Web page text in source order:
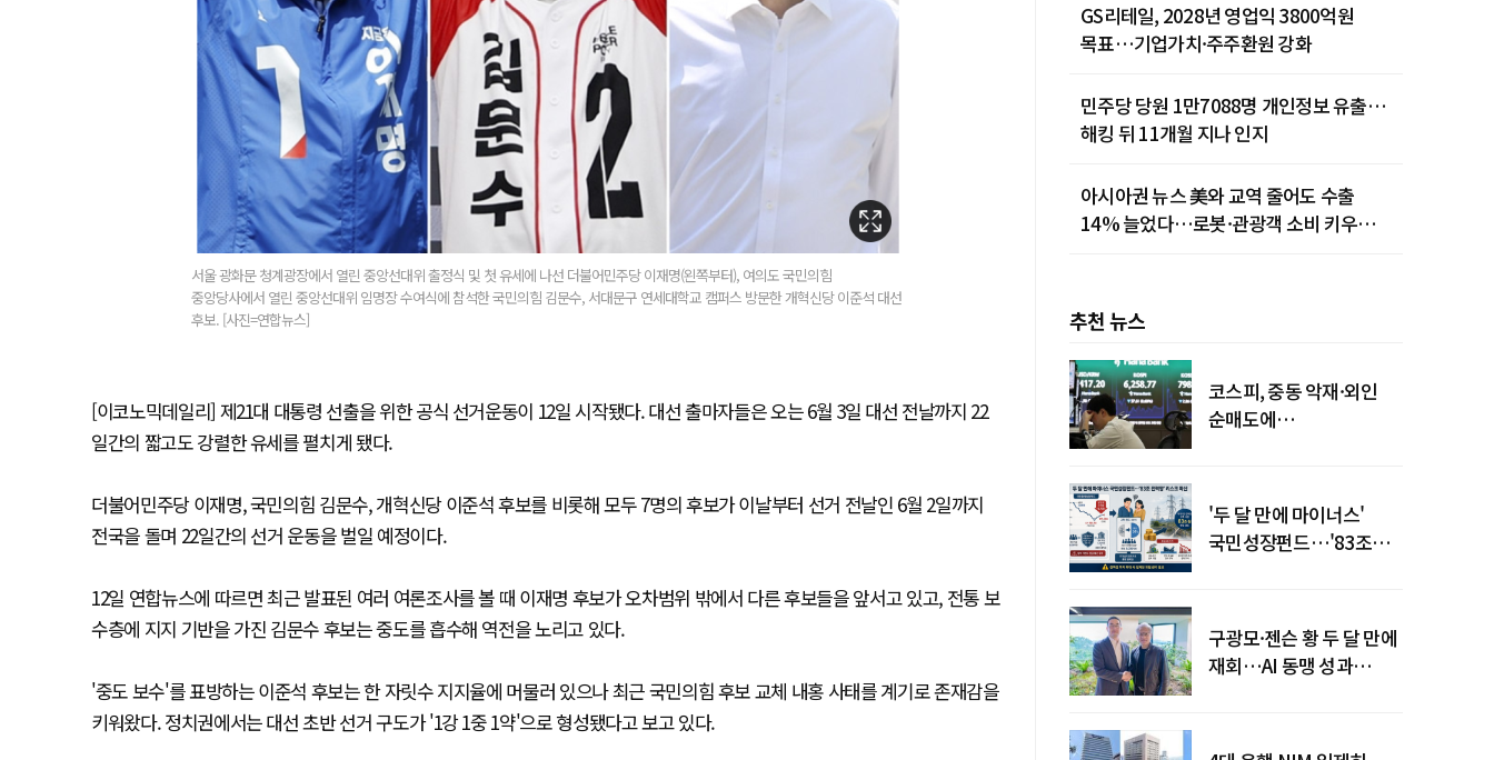
서울 광화문 청계광장에서 열린 중앙선대위 출정식 및 첫 유세에 나선 더불어민주당 이재명(왼쪽부터), 여의도 국민의힘
중앙당사에서 열린 중앙선대위 임명장 수여식에 참석한 국민의힘 김문수, 서대문구 연세대학교 캠퍼스 방문한 개혁신당 이준석 대선
후보. [사진=연합뉴스]
[이코노믹데일리] 제21대 대통령 선출을 위한 공식 선거운동이 12일 시작됐다. 대선 출마자들은 오는 6월 3일 대선 전날까지 22
일간의 짧고도 강렬한 유세를 펼치게 됐다.
더불어민주당 이재명, 국민의힘 김문수, 개혁신당 이준석 후보를 비롯해 모두 7명의 후보가 이날부터 선거 전날인 6월 2일까지
전국을 돌며 22일간의 선거 운동을 벌일 예정이다.
12일 연합뉴스에 따르면 최근 발표된 여러 여론조사를 볼 때 이재명 후보가 오차범위 밖에서 다른 후보들을 앞서고 있고, 전통 보
수층에 지지 기반을 가진 김문수 후보는 중도를 흡수해 역전을 노리고 있다.
'중도 보수'를 표방하는 이준석 후보는 한 자릿수 지지율에 머물러 있으나 최근 국민의힘 후보 교체 내홍 사태를 계기로 존재감을
키워왔다. 정치권에서는 대선 초반 선거 구도가 '1강 1중 1약'으로 형성됐다고 보고 있다.
GS리테일, 2028년 영업익 3800억원
목표…기업가치·주주환원 강화
민주당 당원 1만7088명 개인정보 유출…
해킹 뒤 11개월 지나 인지
아시아권 뉴스 美와 교역 줄어도 수출
14% 늘었다…로봇·관광객 소비 키우는
추천 뉴스
코스피, 중동 악재·외인
순매도에
'두 달 만에 마이너스'
국민성장펀드…'83조
구광모·젠슨 황 두 달 만에
재회…AI 동맹 성과